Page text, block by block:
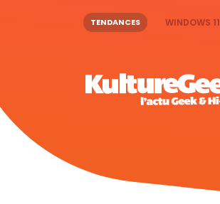
TENDANCES WINDOWS 11